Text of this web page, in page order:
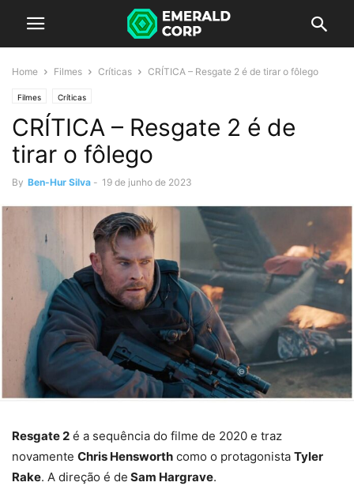
Home Filmes Críticas CRÍTICA – Resgate 2 é de tirar o fôlego
Filmes Críticas
CRÍTICA – Resgate 2 é de
tirar o fôlego
By Ben-Hur Silva - 19 de junho de 2023
Resgate 2 é a sequência do filme de 2020 e traz
novamente Chris Hensworth como o protagonista Tyler
Rake. A direção é de Sam Hargrave.